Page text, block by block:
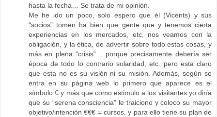
hasta la fecha… Se trata de mi opinión.
Me he ido un poco, solo espero que él (Vicents) y sus
“socios” tomen ha bien que gente que y tenemos cierta
experiencias en los mercados, etc. nos veamos con la
obligación, y la ética, de advertir sobre todo estas cosas, y
más en plena “crisis”… porque precisamente debería ser
época de todo lo contrario solaridad, etc. pero esta claro
que esta no es su visión ni su misión. Además, según se
entra en su página web lo primero que aparece es el
símbolo € y más que como estimulo a los visitantes yo diría
que su “serena consciencia” le traiciono y coloco su mayor
objetivo/intención €€€ = cursos, y para ello tiene su plan de